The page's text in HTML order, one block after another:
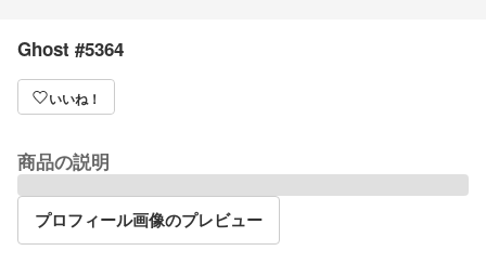
Ghost #5364
いいね！
商品の説明
プロフィール画像のプレビュー